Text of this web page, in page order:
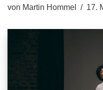
von Martin Hommel 17.